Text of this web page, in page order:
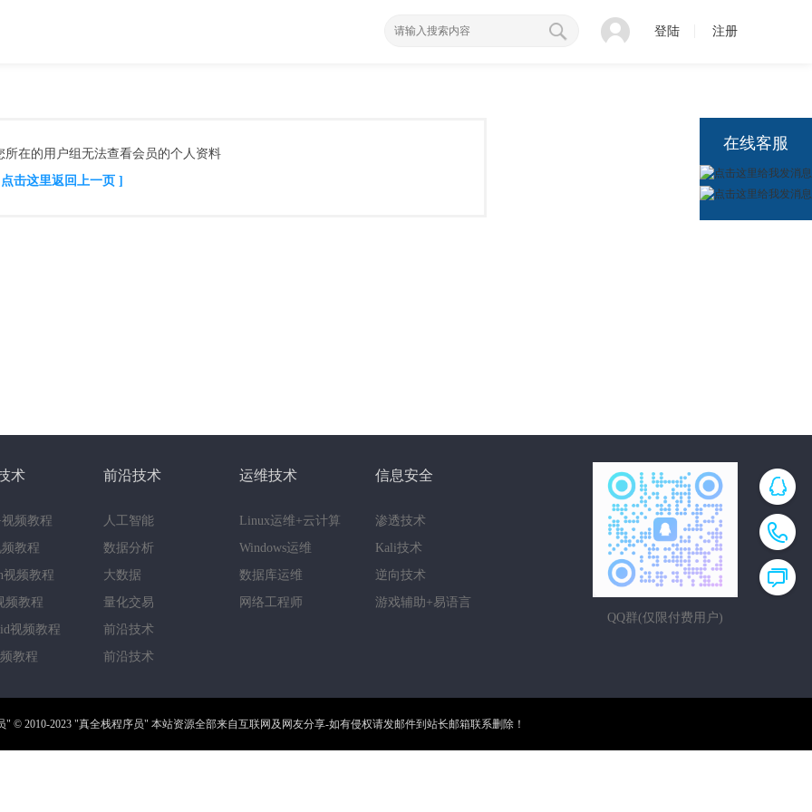
登陆 注册
所在的用户组无法查看会员的个人资料
击这里返回上一页 ]
在线客服
术
视频教程
频教程
视频教程
频教程
视频教程
教程
前沿技术
人工智能
数据分析
大数据
量化交易
前沿技术
前沿技术
运维技术
Linux运维+云计算
Windows运维
数据库运维
网络工程师
信息安全
渗透技术
Kali技术
逆向技术
游戏辅助+易语言
QQ群(仅限付费用户)
" © 2010-2023 "真全栈程序员" 本站资源全部来自互联网及网友分享-如有侵权请发邮件到站长邮箱联系删除！